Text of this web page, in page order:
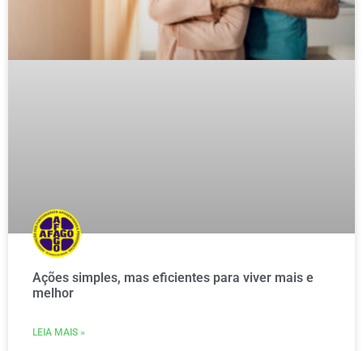
Ações simples, mas eficientes para viver mais e
melhor
LEIA MAIS »